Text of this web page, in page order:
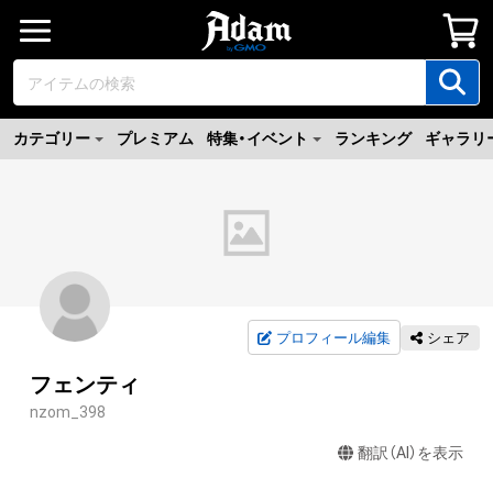
カテゴリー プレミアム 特集・イベント ランキング ギャラリ
プロフィール編集 シェア
フェンティ
nzom_398
翻訳（AI）を表示